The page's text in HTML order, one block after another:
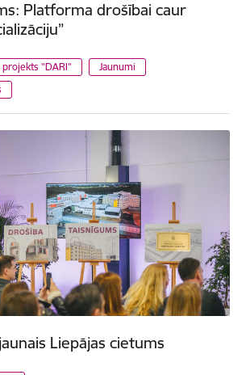
Platforma drošībai caur
projekts "DARI"
Jaunumi
Liepājas cietums